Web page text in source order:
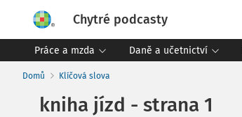
Chytré podcasty
Práce a mzda Daně a učetnictví
Domů Klíčová slova
kniha jízd - strana 1